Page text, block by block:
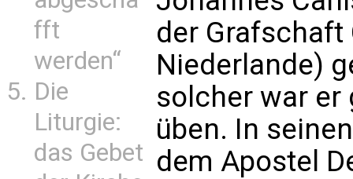
fft
werden“
Die
Liturgie:
das Gebet
der Grafschaft
Niederlande)
solcher war er
üben. In
dem Apostel